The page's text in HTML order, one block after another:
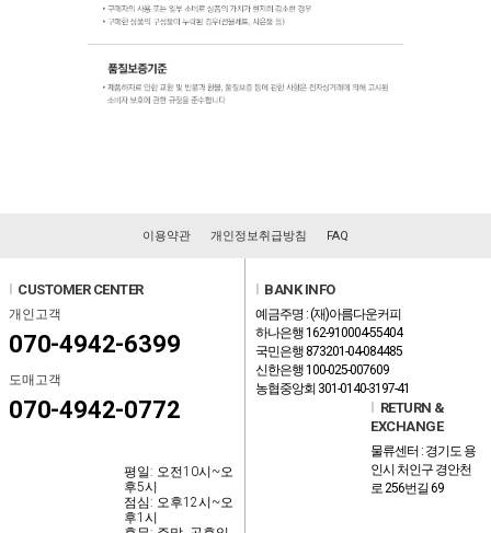
이용약관 개인정보취급방침 FAQ
CUSTOMER CENTER
개인고객
070-4942-6399
도매고객
070-4942-0772
평일: 오전10시~오
후5시
점심: 오후12시~오
후1시
BANK INFO
예금주명 : (재)아름다운커피
하나은행 162-910004-55404
국민은행 873201-04-084485
신한은행 100-025-007609
농협중앙회 301-0140-3197-41
RETURN &
EXCHANGE
물류센터 : 경기도 용
인시 처인구 경안천
로 256번길 69